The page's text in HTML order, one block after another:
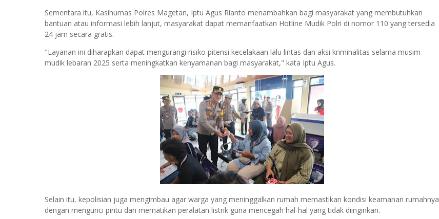
Sementara itu, Kasihumas Polres Magetan, Iptu Agus Rianto menambahkan bagi masyarakat yang membutuhkan
bantuan atau informasi lebih lanjut, masyarakat dapat memanfaatkan Hotline Mudik Polri di nomor 110 yang tersedia
24 jam secara gratis.
"Layanan ini diharapkan dapat mengurangi risiko pitensi kecelakaan lalu lintas dan aksi kriminalitas selama musim
mudik lebaran 2025 serta meningkatkan kenyamanan bagi masyarakat," kata Iptu Agus.
Selain itu, kepolisian juga mengimbau agar warga yang meninggalkan rumah memastikan kondisi keamanan rumahnya
dengan mengunci pintu dan mematikan peralatan listrik guna mencegah hal-hal yang tidak diinginkan.